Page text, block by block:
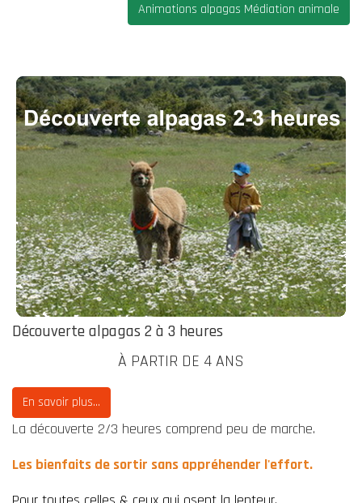
Animations alpagas Médiation animale
Découverte alpagas 2 à 3 heures
À PARTIR DE 4 ANS
En savoir plus...
La découverte 2/3 heures comprend peu de marche.
Les bienfaits de sortir sans appréhender l'effort.